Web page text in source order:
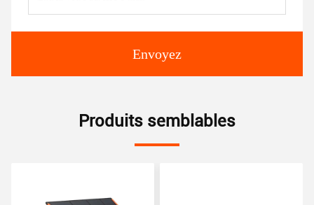
Envoyez
Produits semblables